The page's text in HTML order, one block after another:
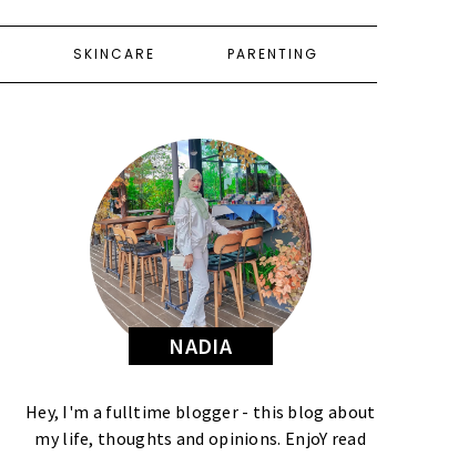
SKINCARE PARENTING
NADIA
Hey, I'm a fulltime blogger - this blog about
my life, thoughts and opinions. EnjoY read